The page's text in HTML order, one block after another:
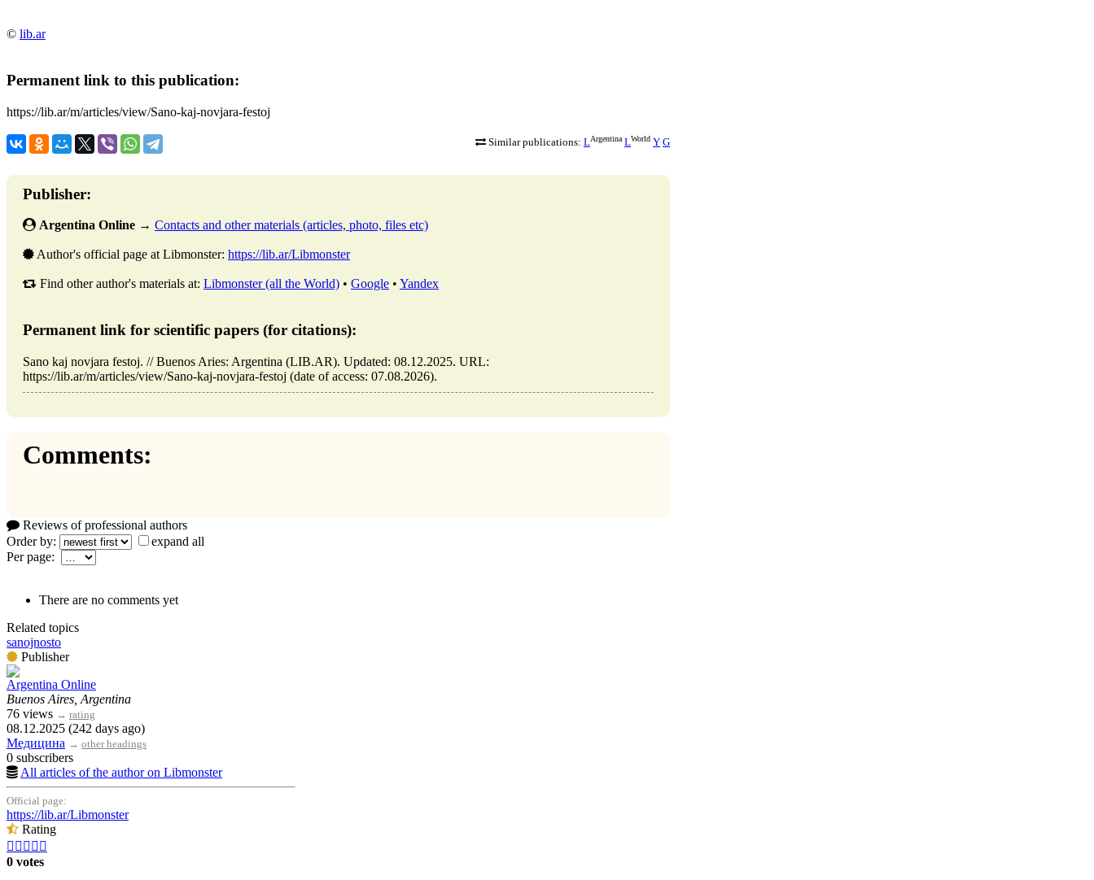
© lib.ar
Permanent link to this publication:
https://lib.ar/m/articles/view/Sano-kaj-novjara-festoj
Similar publications: LArgentina LWorld Y G
Publisher:
Argentina Online → Contacts and other materials (articles, photo, files etc)
Author's official page at Libmonster: https://lib.ar/Libmonster
Find other author's materials at: Libmonster (all the World) • Google • Yandex
Permanent link for scientific papers (for citations):
Sano kaj novjara festoj. // Buenos Aries: Argentina (LIB.AR). Updated: 08.12.2025. URL:
https://lib.ar/m/articles/view/Sano-kaj-novjara-festoj (date of access: 07.08.2026).
Comments:
Reviews of professional authors
Order by:
expand all
Per page:
There are no comments yet
Related topics
sanojnosto
Publisher
Argentina Online
Buenos Aires, Argentina
76 views → rating
08.12.2025 (242 days ago)
Медицина → other headings
0 subscribers
All articles of the author on Libmonster
Official page:
https://lib.ar/Libmonster
Rating
    
0 votes